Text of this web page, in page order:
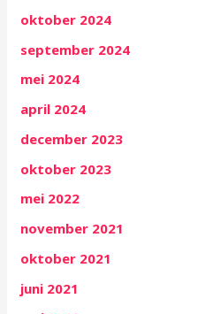
oktober 2024
september 2024
mei 2024
april 2024
december 2023
oktober 2023
mei 2022
november 2021
oktober 2021
juni 2021